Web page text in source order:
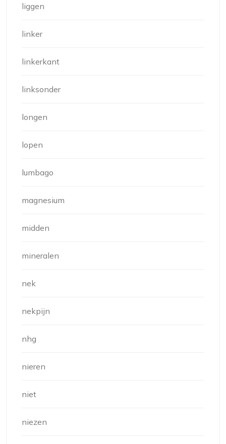
liggen
linker
linkerkant
linksonder
longen
lopen
lumbago
magnesium
midden
mineralen
nek
nekpijn
nhg
nieren
niet
niezen